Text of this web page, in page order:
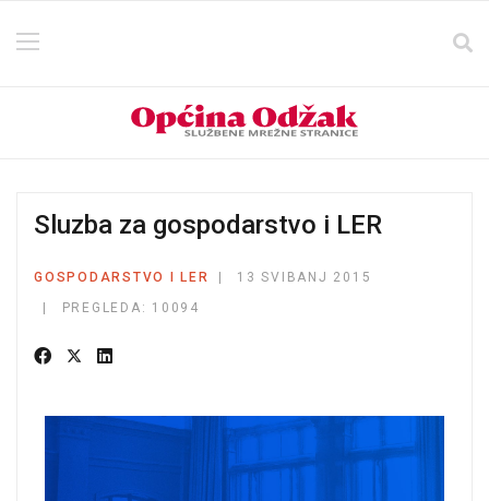
Sluzba za gospodarstvo i LER
GOSPODARSTVO I LER
13 SVIBANJ 2015
PREGLEDA: 10094